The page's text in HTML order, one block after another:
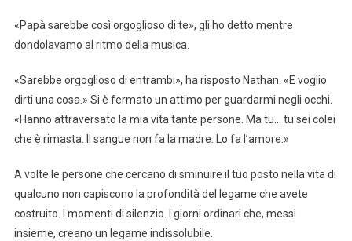
«Papà sarebbe così orgoglioso di te», gli ho detto mentre
dondolavamo al ritmo della musica.
«Sarebbe orgoglioso di entrambi», ha risposto Nathan. «E voglio
dirti una cosa.» Si è fermato un attimo per guardarmi negli occhi.
«Hanno attraversato la mia vita tante persone. Ma tu… tu sei colei
che è rimasta. Il sangue non fa la madre. Lo fa l’amore.»
A volte le persone che cercano di sminuire il tuo posto nella vita di
qualcuno non capiscono la profondità del legame che avete
costruito. I momenti di silenzio. I giorni ordinari che, messi
insieme, creano un legame indissolubile.